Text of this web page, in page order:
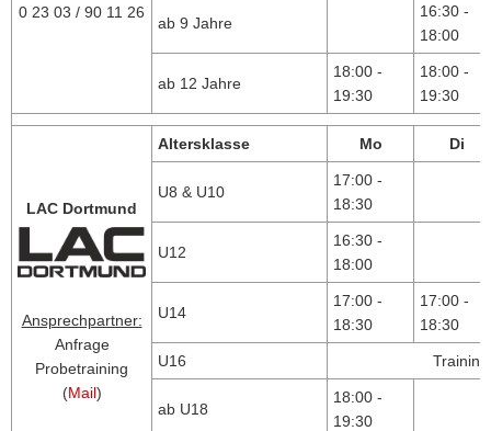
0 23 03 / 90 11 26
ab 9 Jahre
16:30 -
18:00
ab 12 Jahre
18:00 -
19:30
18:00 -
19:30
LAC Dortmund
Ansprechpartner:
Anfrage
Probetraining
(Mail)
Altersklasse Mo Di
U8 & U10
17:00 -
18:30
U12
16:30 -
18:00
U14
17:00 -
18:30
17:00 -
18:30
U16
ab U18
18:00 -
19:30